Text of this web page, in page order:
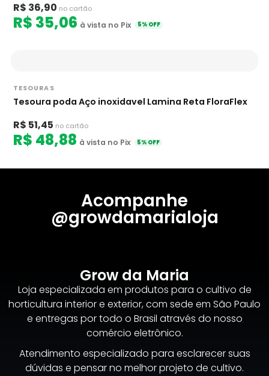
R$ 36,90 no cartão
R$ 35,06 à vista no Pix 5% OFF
TESOURAS
Tesoura poda Aço inoxidavel Lamina Reta FloraFlex
R$ 51,45 no cartão
R$ 48,88 à vista no Pix 5% OFF
Acompanhe
@growdamarialoja
Grow da Maria
Loja especializada em produtos para o cultivo de
horticultura interior e exterior, com sede em São Paulo
e entregas por todo o Brasil através do nosso
comércio eletrônico.
Atendimento especializado para esclarecer suas
dúvidas e pensar no melhor projeto de cultivo.